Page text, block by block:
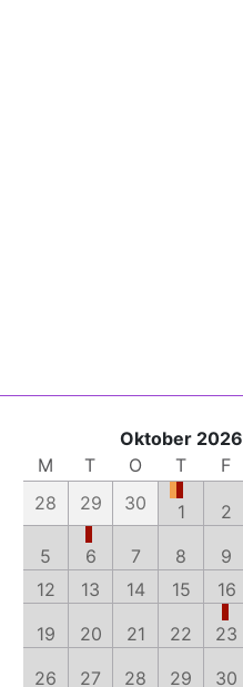
Oktober 2026
M
T O T F
28
29 30 1 2
5
6 7 8 9
12
13 14 15 16
19
20 21 22 23
26
27 28 29 30